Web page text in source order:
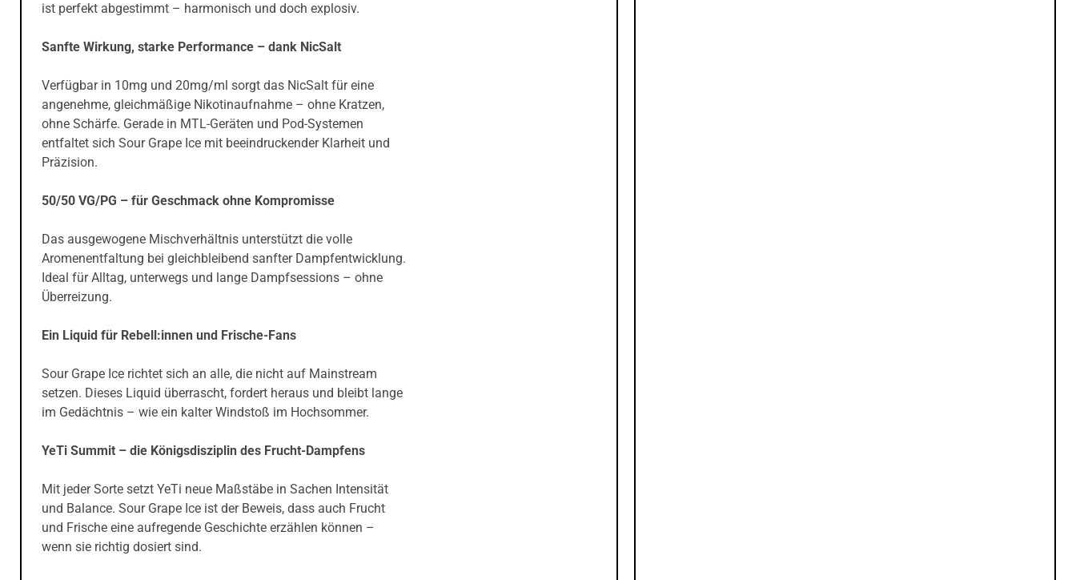
ist perfekt abgestimmt – harmonisch und doch explosiv.
Sanfte Wirkung, starke Performance – dank NicSalt
Verfügbar in 10mg und 20mg/ml sorgt das NicSalt für eine
angenehme, gleichmäßige Nikotinaufnahme – ohne Kratzen,
ohne Schärfe. Gerade in MTL-Geräten und Pod-Systemen
entfaltet sich Sour Grape Ice mit beeindruckender Klarheit und
Präzision.
50/50 VG/PG – für Geschmack ohne Kompromisse
Das ausgewogene Mischverhältnis unterstützt die volle
Aromenentfaltung bei gleichbleibend sanfter Dampfentwicklung.
Ideal für Alltag, unterwegs und lange Dampfsessions – ohne
Überreizung.
Ein Liquid für Rebell:innen und Frische-Fans
Sour Grape Ice richtet sich an alle, die nicht auf Mainstream
setzen. Dieses Liquid überrascht, fordert heraus und bleibt lange
im Gedächtnis – wie ein kalter Windstoß im Hochsommer.
YeTi Summit – die Königsdisziplin des Frucht-Dampfens
Mit jeder Sorte setzt YeTi neue Maßstäbe in Sachen Intensität
und Balance. Sour Grape Ice ist der Beweis, dass auch Frucht
und Frische eine aufregende Geschichte erzählen können –
wenn sie richtig dosiert sind.